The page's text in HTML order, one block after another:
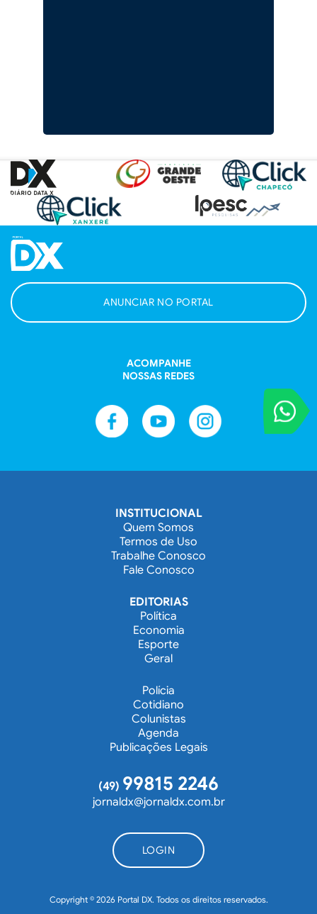
VOCÊ
Entre em
ANUNCIAR NO PORTAL
ACOMPANHE
NOSSAS REDES
INSTITUCIONAL
Quem Somos
Termos de Uso
Trabalhe Conosco
Fale Conosco
EDITORIAS
Política
Economia
Esporte
Geral
Polícia
Cotidiano
Colunistas
Agenda
Publicações Legais
(49) 99815 2246
jornaldx@jornaldx.com.br
LOGIN
Copyright © 2026 Portal DX. Todos os direitos reservados.